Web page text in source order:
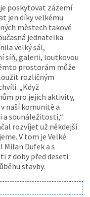
poskytovat zázemí
jen díky velkému
městech takové
jednatelka
velký sál,
síň, galerii, loutkovou
prostorám může
rozličným
„Když
pro jejich aktivity,
naší komunitě a
a sounáležitosti,“
rozvíjet už někdejší
V tom je Velké
Milan Dufek a s
z doby před deseti
stavby.